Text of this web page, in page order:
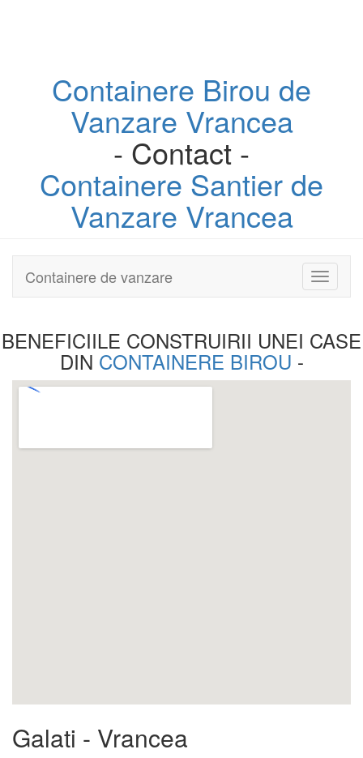
Containere Birou de
Vanzare Vrancea
- Contact -
Containere Santier de
Vanzare Vrancea
Toggle
Containere de vanzare
BENEFICIILE CONSTRUIRII UNEI CASE
DIN CONTAINERE BIROU -
Galati - Vrancea